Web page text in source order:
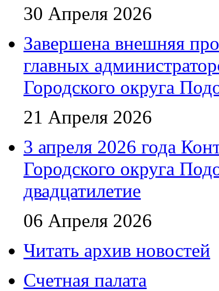
30 Апреля 2026
Завершена внешняя
главных
Городского округа
21 Апреля 2026
3 апреля 2026 года
Городского округа
двадцатилетие
06 Апреля 2026
Читать архив новостей
Счетная палата